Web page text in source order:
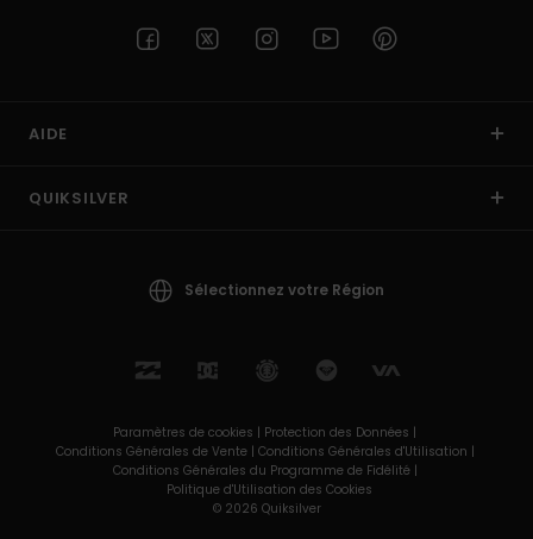
AIDE
QUIKSILVER
Sélectionnez votre Région
Paramètres de cookies | Protection des Données |
Conditions Générales de Vente | Conditions Générales d'Utilisation |
Conditions Générales du Programme de Fidélité |
Politique d'Utilisation des Cookies
© 2026 Quiksilver